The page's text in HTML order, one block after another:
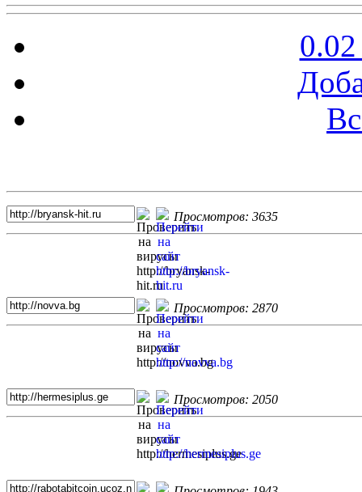
Просмотров: 3635
Просмотров: 2870
Просмотров: 2050